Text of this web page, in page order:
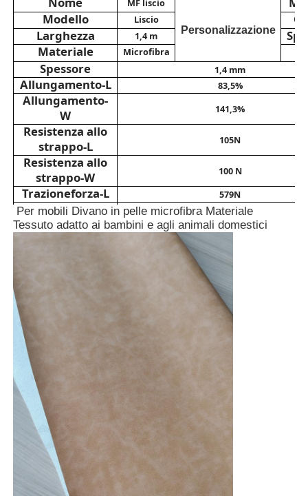
Materiale in eco-pelle scamosciata
Tessuto della pelle scamosciata
Similpelle
Pelle in PU priva di solventi
Pelle di Alcantara
Scarpe Materiale Pelle
Guanti in pelle
cuoio della palla
Cuoio sintetico
Fabbricazione a partire da tessuti di rivestimento per
MF liscio
Personalizzazione
Modello
Liscio
Larghezza
1,4 m
Materiale
Microfibra
Spessore 1,4 mm
Allungamento-L 83,5%
Allungamento-
W
141,3%
Resistenza allo
strappo-L
105N
Resistenza allo
strappo-W
100 N
Trazioneforza-L 579N
Trazione forza-W 415N
Resistenza alla
>500000
Resistenza
97,6 N
Applicazione
Mobili, divano, sedia,
cuscino,
Per mobili Divano in pelle microfibra Materiale
Tessuto adatto ai bambini e agli animali domestici